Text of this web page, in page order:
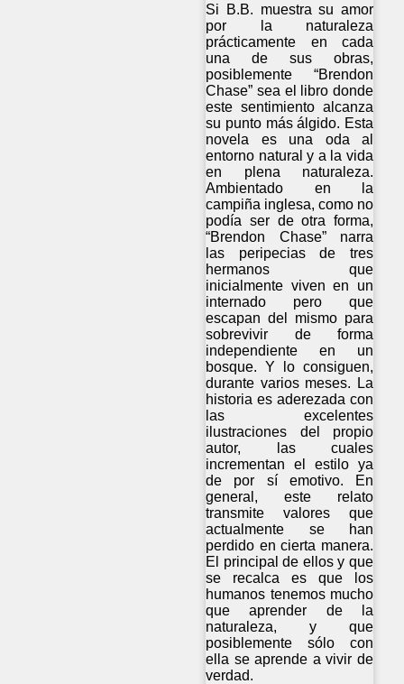
Si B.B. muestra su amor
por la naturaleza
prácticamente en cada
una de sus obras,
posiblemente “Brendon
Chase” sea el libro donde
este sentimiento alcanza
su punto más álgido. Esta
novela es una oda al
entorno natural y a la vida
en plena naturaleza.
Ambientado en la
campiña inglesa, como no
podía ser de otra forma,
“Brendon Chase” narra
las peripecias de tres
hermanos que
inicialmente viven en un
internado pero que
escapan del mismo para
sobrevivir de forma
independiente en un
bosque. Y lo consiguen,
durante varios meses. La
historia es aderezada con
las excelentes
ilustraciones del propio
autor, las cuales
incrementan el estilo ya
de por sí emotivo. En
general, este relato
transmite valores que
actualmente se han
perdido en cierta manera.
El principal de ellos y que
se recalca es que los
humanos tenemos mucho
que aprender de la
naturaleza, y que
posiblemente sólo con
ella se aprende a vivir de
verdad.